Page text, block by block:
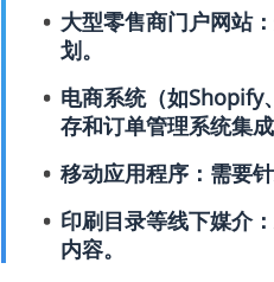
大型零售商门户网站
划。
电商系统（如
存和订单管理系统集
移动应用程序：需要
印刷目录等线下媒介
内容。